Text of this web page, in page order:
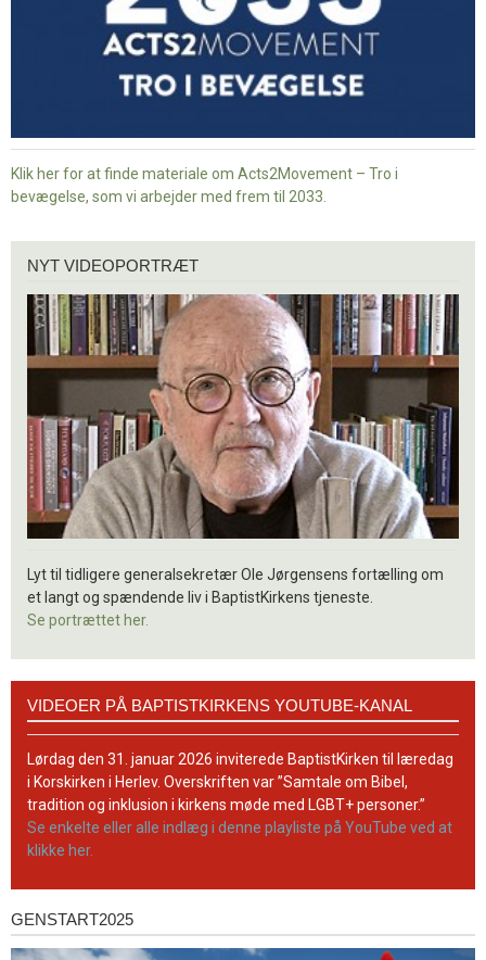
Klik her for at finde materiale om Acts2Movement – Tro i
bevægelse, som vi arbejder med frem til 2033.
videoportræt
NYT VIDEOPORTRÆT
Lyt til tidligere generalsekretær Ole Jørgensens fortælling om
et langt og spændende liv i BaptistKirkens tjeneste.
Se portrættet her.
BaptistKirkens
YouTube-
kanal
VIDEOER PÅ BAPTISTKIRKENS YOUTUBE-KANAL
Lørdag den 31. januar 2026 inviterede BaptistKirken til læredag
i Korskirken i Herlev. Overskriften var ”Samtale om Bibel,
tradition og inklusion i kirkens møde med LGBT+ personer.”
Se enkelte eller alle indlæg i denne playliste på YouTube ved at
klikke her.
Genstart2025
GENSTART2025